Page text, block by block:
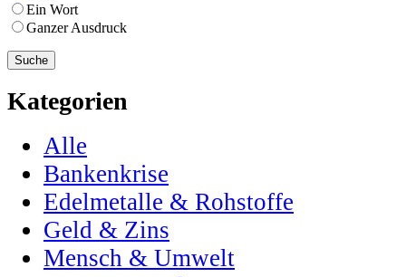
Ein Wort
Ganzer Ausdruck
Kategorien
Alle
Bankenkrise
Edelmetalle & Rohstoffe
Geld & Zins
Mensch & Umwelt